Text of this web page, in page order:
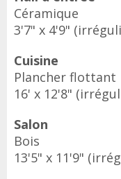
Céramique
3'7" x 4'9"
Cuisine
Plancher flottant
16' x 12'8"
Salon
Bois
13'5" x 11'9"